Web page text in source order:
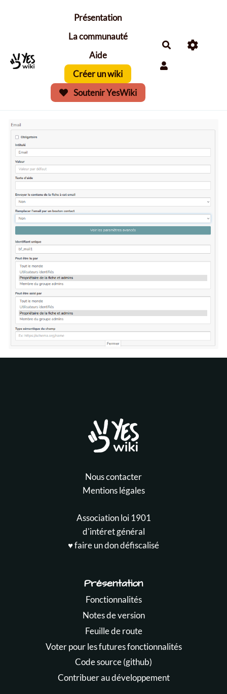
Aller au contenu principal
Présentation
La communauté
Aide
Créer un wiki
Soutenir YesWiki
Nous contacter
Mentions légales
Association loi 1901
d'intéret général
♥️ faire un don défiscalisé
Présentation
Fonctionnalités
Notes de version
Feuille de route
Voter pour les futures fonctionnalités
Code source (github)
Contribuer au développement